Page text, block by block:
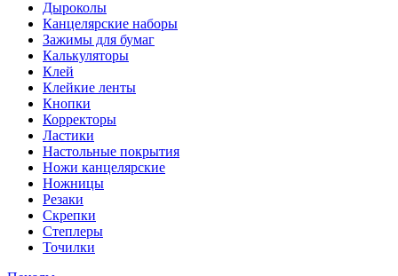
Дыроколы
Канцелярские наборы
Зажимы для бумаг
Калькуляторы
Клей
Клейкие ленты
Кнопки
Корректоры
Ластики
Настольные покрытия
Ножи канцелярские
Ножницы
Резаки
Скрепки
Степлеры
Точилки